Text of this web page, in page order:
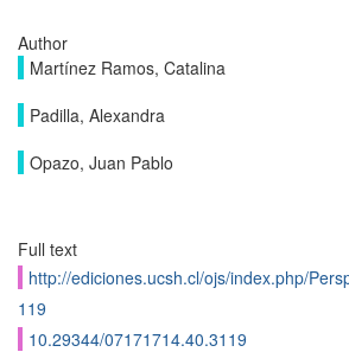
Author
Martí­nez Ramos, Catalina
Padilla, Alexandra
Opazo, Juan Pablo
Full text
http://ediciones.ucsh.cl/ojs/index.php/
119
10.29344/07171714.40.3119